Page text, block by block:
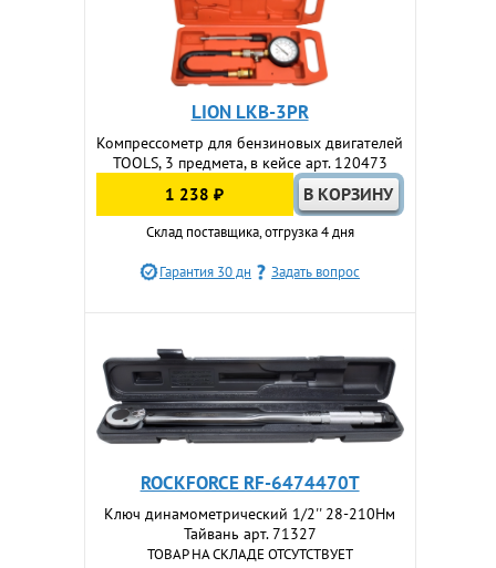
LION LKB-3PR
Компрессометр для бензиновых двигателей
TOOLS, 3 предмета, в кейсе арт. 120473
1 238 ₽
Склад поставщика, отгрузка 4 дня
Гарантия 30 дн Задать вопрос
ROCKFORCE RF-6474470T
Ключ динамометрический 1/2'' 28-210Нм
Тайвань арт. 71327
ТОВАР НА СКЛАДЕ ОТСУТСТВУЕТ